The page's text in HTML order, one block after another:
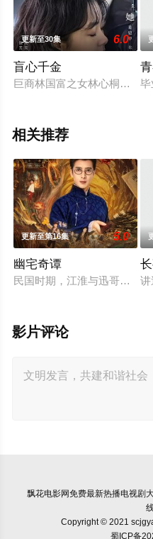
更新至30集 6.0
盲心千金
巨商林国富之女林心桐在订毕
相关推荐
更新至第16集 5.0
幽宅奇谭
民国时期，江淮与迅哥组成讲
影片评论
飘花电影网免费最新热播电视剧
Copyright © 2021
蜀ICP备